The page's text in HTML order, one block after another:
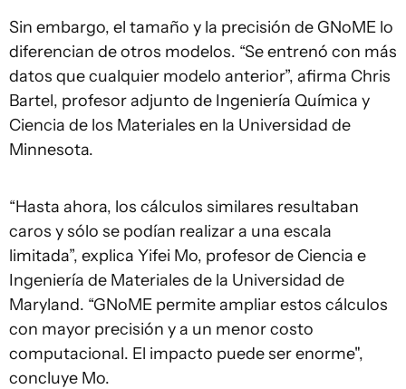
Sin embargo, el tamaño y la precisión de GNoME lo
diferencian de otros modelos. “Se entrenó con más
datos que cualquier modelo anterior”, afirma Chris
Bartel, profesor adjunto de Ingeniería Química y
Ciencia de los Materiales en la Universidad de
Minnesota.
“Hasta ahora, los cálculos similares resultaban
caros y sólo se podían realizar a una escala
limitada”, explica Yifei Mo, profesor de Ciencia e
Ingeniería de Materiales de la Universidad de
Maryland. “GNoME permite ampliar estos cálculos
con mayor precisión y a un menor costo
computacional. El impacto puede ser enorme",
concluye Mo.